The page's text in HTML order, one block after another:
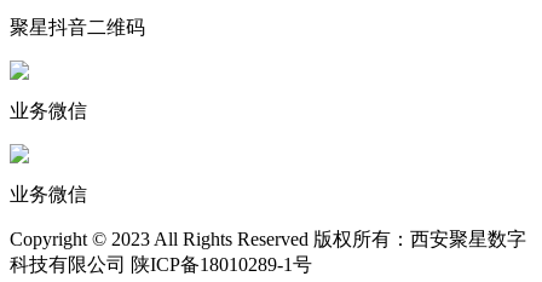
聚星抖音二维码
业务微信
业务微信
Copyright © 2023 All Rights Reserved 版权所有：西安聚星数字
科技有限公司 陕ICP备18010289-1号